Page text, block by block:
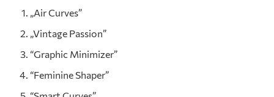
„Air Curves”
„Vintage Passion”
“Graphic Minimizer”
“Feminine Shaper”